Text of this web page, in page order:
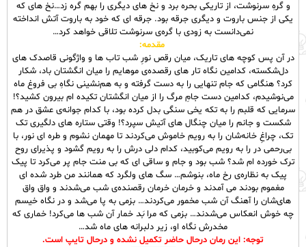
و گرهِ سرنوشت، از تاریکی بحره برد و نخ های دیگری را بهم گره زد…نخ های که
یکی از جنس باروت و دیگری جرقه بود. جرقه ای که خود به باروت آتش انداخته
نمی‌دانست به زودی با گره‌ی سرنوشت تلاقی خواهد کرد…
مقدمه:
در آن پس کوچه های تاریک، میان رقص نورِ شب تاب ها و واژگونی قاصدک های
دل‌شکسته، کدامین نگاه تار های رقصده‌ی موهایم را میان انگشتان باد، شکار
کرد؟ هنگامی که جام تنهایی را به دست گرفته و به هم‌نشینی نگاهِ بی فروغ ماه
می‌نوشیدم، کدامین دست جامِ مرگ را از میان انگشتان تکیده ام بیرون کشید؟!
سرمایی که قلبم را به تکه یخی سنگی بدل کرده بود، با کدام جوانه‌ی عشق در هم
شکست و جانم را میان چنگال های آتیش سپرد؟! وقتی ستاره های دلگیری تک
تک، چراغِ خانه‌شان را به رویم خاموش می‌کردند تا مهمان نشوم و طره ای نور، با
بی‌رحمی در را به رویم می‌کوبید، کدام دلی درش را به رویم گشود و پذیرای روح
ترک خورده ام شد؟ شب بود و جام و ساقی‌ ای که بی منت جام پر می‌کرد تا پیک
پیک به نظاره‌ی رخ ماه، بنوشم… سگ های ولگرد که همانند من طرد شده ای
مغموم بودند می آمدند و خرمان خرمان رقصنده‌ی شب می‌شدند و واق واق
های‌شان را آهنگ آن شب مخمور می‌کردند… بزمی به پا می‌شد و در نگاه خیسم
چه خوش انعکاس می‌شدند… بزمی که مرابَد خمار آن شب ها می‌کرد! خماری که
مخدرش نگاه او، زیر دلبرانه های ماه شد…
توجه: این رمان درحال حاضر تکمیل نشده و درحال تایپ است.